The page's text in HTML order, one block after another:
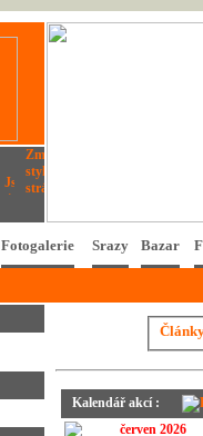
Fotogalerie Srazy Bazar
Kalendář akcí :
červen 2026